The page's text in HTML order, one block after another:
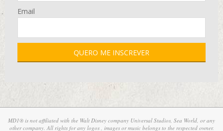
Email
MD1® is not affiliated with the Walt Disney company Universal Studios, Sea World, or any
other company. All rights for any logos , images or music belongs to the respected owner.